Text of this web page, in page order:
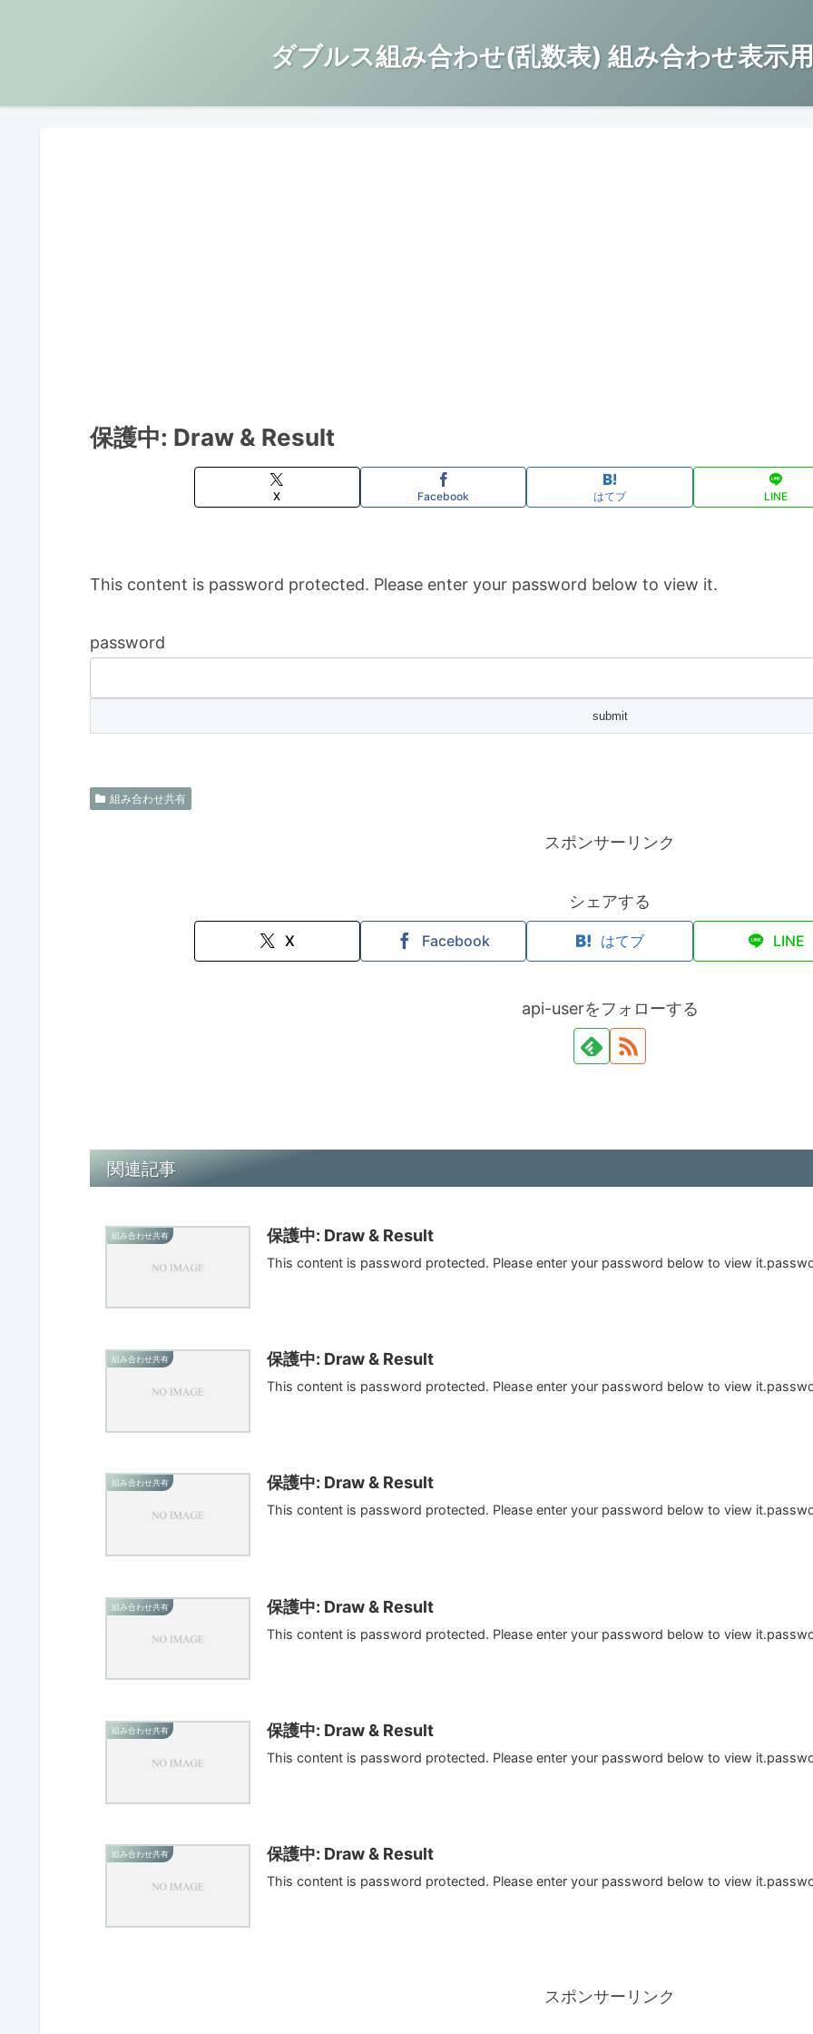
ダブルス組み合わせ(乱数表) 組み合わせ表示
保護中: Draw & Result
X Facebook はてブ LINE
This content is password protected. Please enter your password below to view it.
password
組み合わせ共有
スポンサーリンク
シェアする
X Facebook はてブ LINE
api-userをフォローする
関連記事
組み合わせ共有 保護中: Draw & Result
This content is password protected. Please enter your password below to view
組み合わせ共有 保護中: Draw & Result
This content is password protected. Please enter your password below to view
組み合わせ共有 保護中: Draw & Result
This content is password protected. Please enter your password below to view
組み合わせ共有 保護中: Draw & Result
This content is password protected. Please enter your password below to view
組み合わせ共有 保護中: Draw & Result
This content is password protected. Please enter your password below to view
組み合わせ共有 保護中: Draw & Result
This content is password protected. Please enter your password below to view
スポンサーリンク